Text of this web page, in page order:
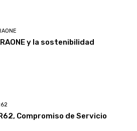
y la sostenibilidad
Compromiso de Servicio